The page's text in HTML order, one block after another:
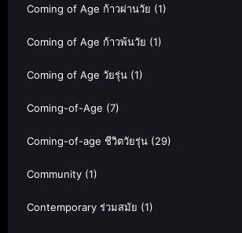
Coming of Age ก้าวผ่านวัย (1)
Coming of Age ก้าวพ้นวัย (1)
Coming of Age วัยรุ่น (1)
Coming-of-Age (7)
Coming-of-age ชีวิตวัยรุ่น (29)
Community (1)
Contemporary ร่วมสมัย (1)